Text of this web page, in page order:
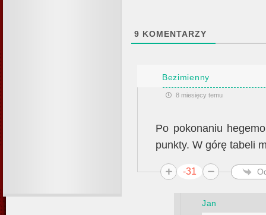
9 KOMENTARZY
Bezimienny
8 miesięcy temu
Po pokonaniu
punkty. W górę tabeli
-31
Jan